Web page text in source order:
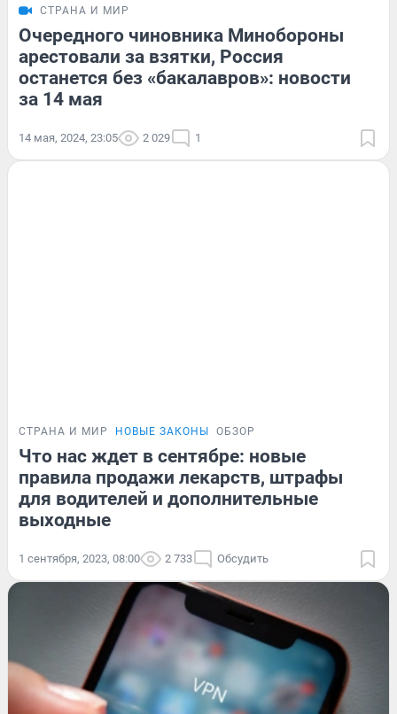
СТРАНА И МИР
Очередного чиновника Минобороны
арестовали за взятки, Россия
останется без «бакалавров»: новости
за 14 мая
14 мая, 2024, 23:05 2 029 1
СТРАНА И МИР НОВЫЕ ЗАКОНЫ ОБЗОР
Что нас ждет в сентябре: новые
правила продажи лекарств, штрафы
для водителей и дополнительные
выходные
1 сентября, 2023, 08:00 2 733 Обсудить